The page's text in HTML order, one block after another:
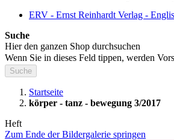
ERV - Ernst Reinhardt Verlag -
Suche
Hier den ganzen Shop durchsuchen
Wenn Sie in dieses Feld tippen, werden
Suche
Startseite
körper - tanz - bewegung 3/2017
Heft
Zum Ende der Bildergalerie springen